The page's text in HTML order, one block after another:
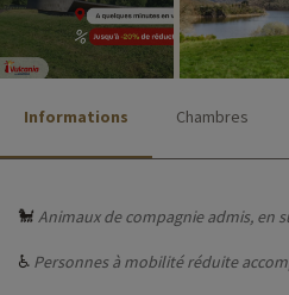
Informations Chambres
🐩 Animaux de compagnie admis, en
♿ Personnes à mobilité réduite